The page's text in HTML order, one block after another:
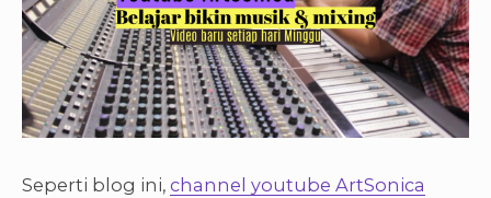
Seperti blog ini, channel youtube ArtSonica